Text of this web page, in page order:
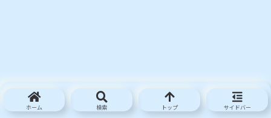
ホーム 検索 トップ サイドバー